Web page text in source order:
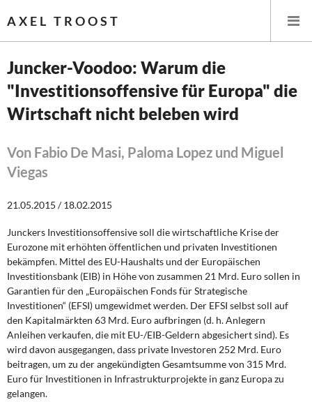
AXEL TROOST
Startseite
Leitlinien linker Wirtschafts- und Finanzpolitik
Öffentliche Infrastruktur und Daseinsvorsorge
Eurokrise und Griechenland
DIE LINKE
Weitere Themen
Memo-Gruppe
Juncker-Voodoo: Warum die
"Investitionsoffensive für Europa" die
Wirtschaft nicht beleben wird
Von Fabio De Masi, Paloma Lopez und Miguel
Viegas
21.05.2015 / 18.02.2015
Junckers Investitionsoffensive soll die wirtschaftliche Krise der
Eurozone mit erhöhten öffentlichen und privaten Investitionen
bekämpfen. Mittel des EU-Haushalts und der Europäischen
Investitionsbank (EIB) in Höhe von zusammen 21 Mrd. Euro sollen in
Garantien für den „Europäischen Fonds für Strategische
Investitionen“ (EFSI) umgewidmet werden. Der EFSI selbst soll auf
den Kapitalmärkten 63 Mrd. Euro aufbringen (d. h. Anlegern
Anleihen verkaufen, die mit EU-/EIB-Geldern abgesichert sind). Es
wird davon ausgegangen, dass private Investoren 252 Mrd. Euro
beitragen, um zu der angekündigten Gesamtsumme von 315 Mrd.
Euro für Investitionen in Infrastrukturprojekte in ganz Europa zu
gelangen.